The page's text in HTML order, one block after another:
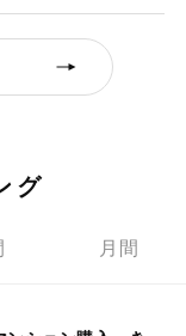
グ
月間